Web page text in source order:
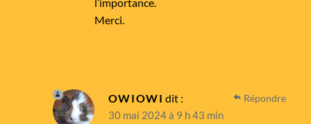
Merci.
OWIOWI dit :
30 mai 2024 à 9 h 43 min
Répondre